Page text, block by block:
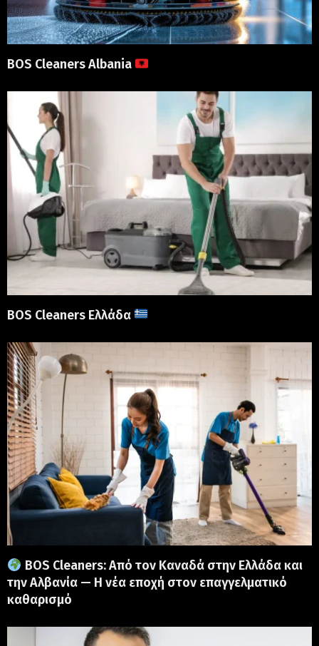
BOS Cleaners Albania
BOS Cleaners Ελλάδα
BOS Cleaners: Από τον Καναδά στην Ελλάδα και
την Αλβανία — Η νέα εποχή στον επαγγελματικό
καθαρισμό